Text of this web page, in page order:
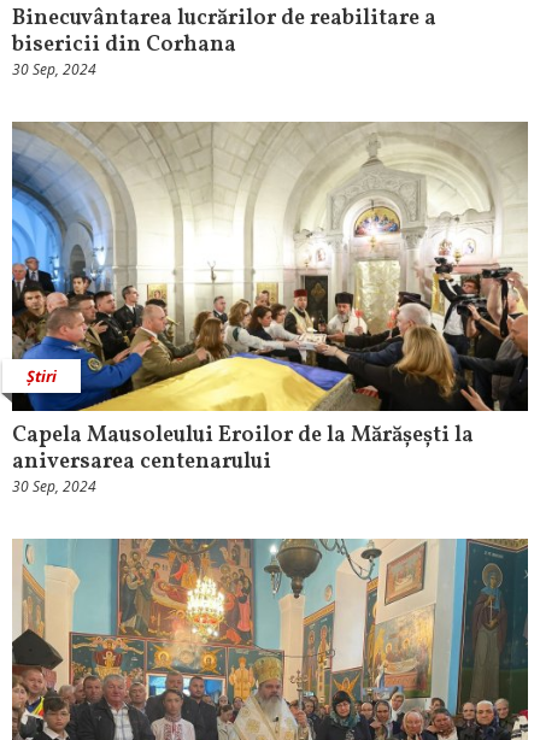
Binecuvântarea lucrărilor de reabilitare a
bisericii din Corhana
30 Sep, 2024
Știri
Capela Mausoleului Eroilor de la Mărășești la
aniversarea centenarului
30 Sep, 2024